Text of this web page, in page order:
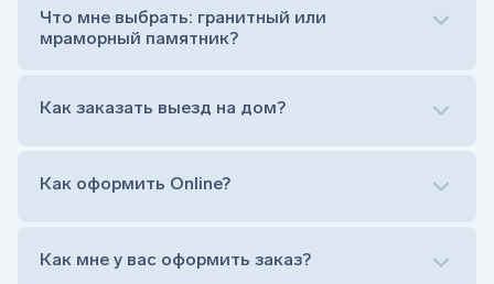
Обработка и сверловка комплекта
Расположение символа веры (крестик или
на символ веры или вовсе портрет не рисовать)
прописной)
Что мне выбрать: гранитный или
мраморный памятник?
Как заказать выезд на дом?
Оформить заказ удаленно (online)
Заказать бесплатный выезд менеджера на дом
Как оформить Online?
Как мне у вас оформить заказ?